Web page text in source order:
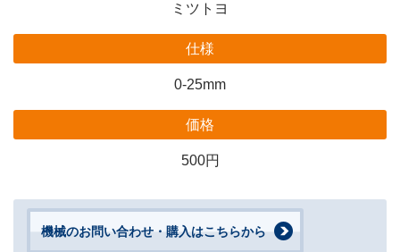
ミツトヨ
仕様
0-25mm
価格
500円
機械のお問い合わせ・購入はこちらから